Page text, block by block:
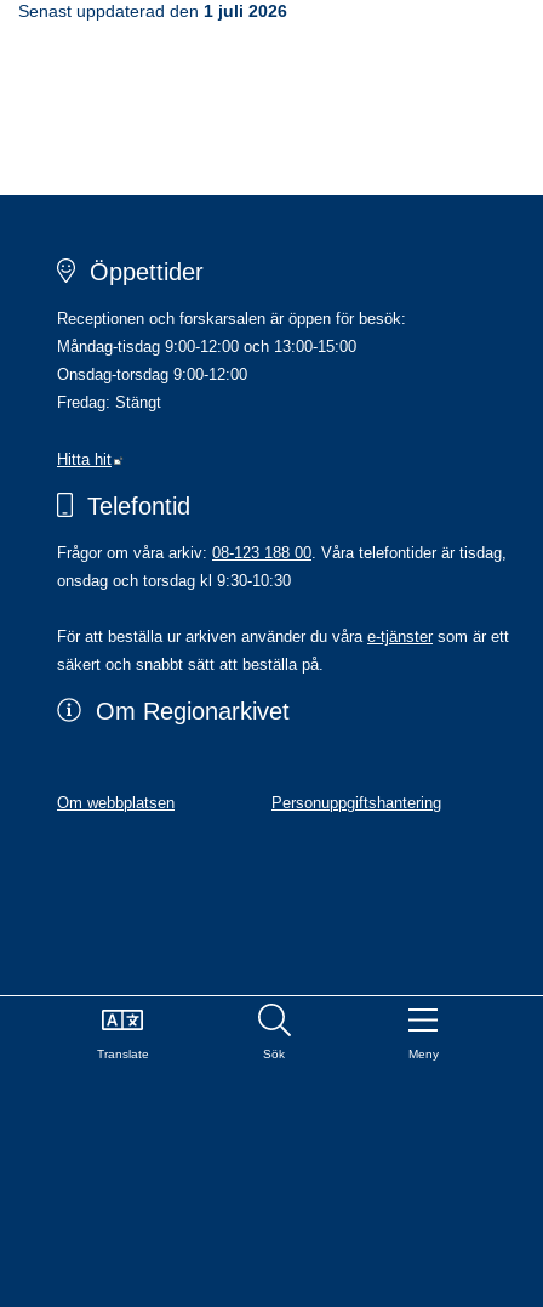
Translate Sök Meny
Senast uppdaterad den 1 juli 2026
Öppettider
Receptionen och forskarsalen är öppen för besök:
Måndag-tisdag 9:00-12:00 och 13:00-15:00
Onsdag-torsdag 9:00-12:00
Fredag: Stängt
Hitta hit
Telefontid
Frågor om våra arkiv: 08-123 188 00. Våra telefontider är tisdag,
onsdag och torsdag kl 9:30-10:30
För att beställa ur arkiven använder du våra e-tjänster som är ett
säkert och snabbt sätt att beställa på.
Om Regionarkivet
Om webbplatsen Personuppgiftshantering